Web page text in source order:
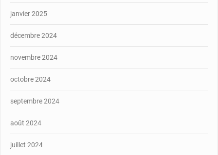
janvier 2025
décembre 2024
novembre 2024
octobre 2024
septembre 2024
août 2024
juillet 2024